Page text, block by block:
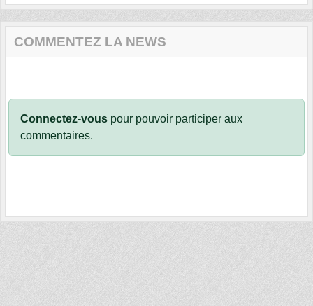
COMMENTEZ LA NEWS
Connectez-vous pour pouvoir participer aux
commentaires.